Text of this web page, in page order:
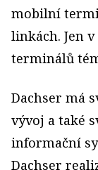
mobilní
linkách. Jen
terminálů
Dachser má
vývoj a také
informační
Dachser